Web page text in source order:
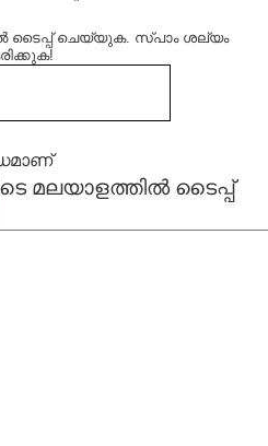
ടൈപ്പ്‌ ചെയ്യുക. സ്പാം ശല്യം
മലയാളത്തില്‍ ടൈപ്പ്